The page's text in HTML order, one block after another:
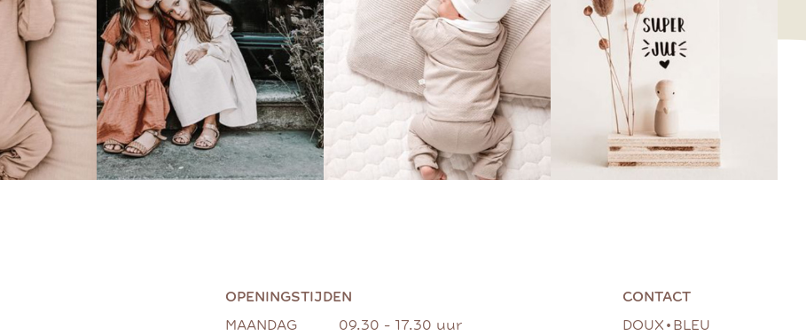
OPENINGSTIJDEN
MAANDAG
09.30 - 17.30 uur
CONTACT
DOUX • BLEU